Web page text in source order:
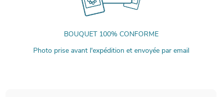
BOUQUET 100% CONFORME
Photo prise avant l'expédition et envoyée par email